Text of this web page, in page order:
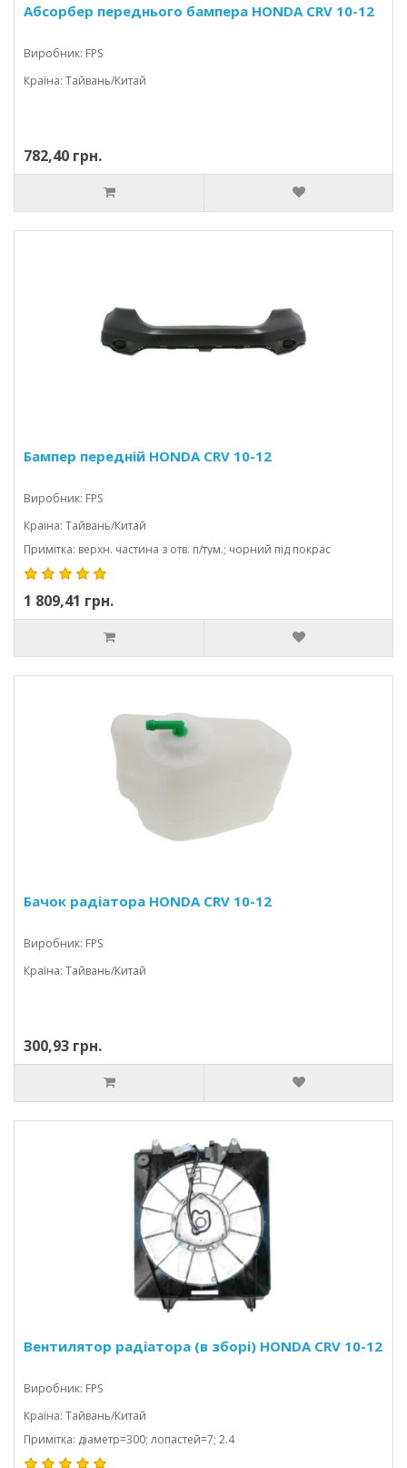
Абсорбер переднього бампера HONDA CRV 10-12
Виробник: FPS
Країна: Тайвань/Китай
782,40 грн.
Бампер передній HONDA CRV 10-12
Виробник: FPS
Країна: Тайвань/Китай
Примітка: верхн. частина з отв. п/тум.; чорний під покрас
1 809,41 грн.
Бачок радіатора HONDA CRV 10-12
Виробник: FPS
Країна: Тайвань/Китай
300,93 грн.
Вентилятор радіатора (в зборі) HONDA CRV 10-12
Виробник: FPS
Країна: Тайвань/Китай
Примітка: діаметр=300; лопастей=7; 2.4